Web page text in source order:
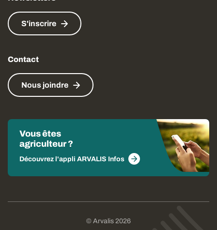
S'inscrire
Contact
Nous joindre
Vous êtes
agriculteur ?
Découvrez l'appli ARVALIS Infos
© Arvalis 2026